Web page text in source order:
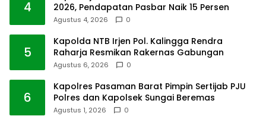
4
2026, Pendapatan Pasbar Naik 15 Persen
Agustus 4, 2026 0
5
Kapolda NTB Irjen Pol. Kalingga Rendra
Raharja Resmikan Rakernas Gabungan
Agustus 6, 2026 0
6
Kapolres Pasaman Barat Pimpin Sertijab PJU
Polres dan Kapolsek Sungai Beremas
Agustus 1, 2026 0